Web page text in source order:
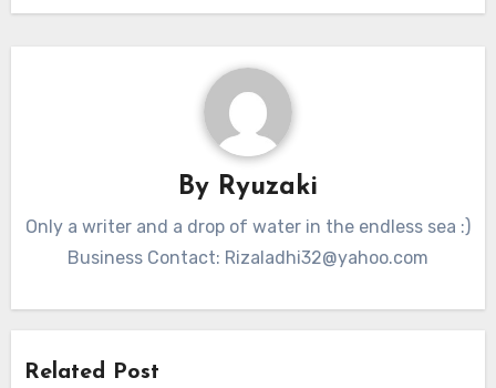
By Ryuzaki
Only a writer and a drop of water in the endless sea :)
Business Contact: Rizaladhi32@yahoo.com
Related Post